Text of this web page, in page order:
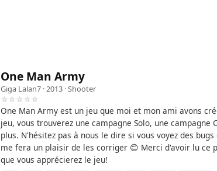
One Man Army
Giga Lalan7 · 2013 ·Shooter
☆☆☆☆☆
One Man Army est un jeu que moi et mon ami avons
jeu, vous trouverez une campagne Solo, une campagne
plus. N'hésitez pas à nous le dire si vous voyez des
me fera un plaisir de les corriger 😊 Merci d'avoir lu ce
que vous apprécierez le jeu!